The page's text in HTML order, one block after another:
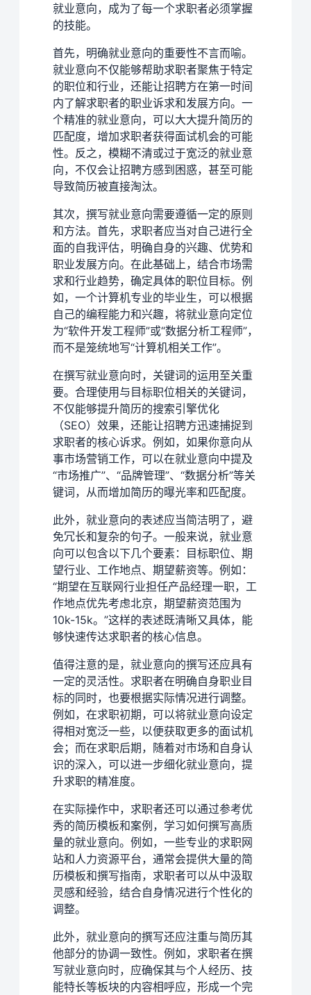
就业意向，成为了每一个求职者必须掌握
的技能。
首先，明确就业意向的重要性不言而喻。
就业意向不仅能够帮助求职者聚焦于特定
的职位和行业，还能让招聘方在第一时间
内了解求职者的职业诉求和发展方向。一
个精准的就业意向，可以大大提升简历的
匹配度，增加求职者获得面试机会的可能
性。反之，模糊不清或过于宽泛的就业意
向，不仅会让招聘方感到困惑，甚至可能
导致简历被直接淘汰。
其次，撰写就业意向需要遵循一定的原则
和方法。首先，求职者应当对自己进行全
面的自我评估，明确自身的兴趣、优势和
职业发展方向。在此基础上，结合市场需
求和行业趋势，确定具体的职位目标。例
如，一个计算机专业的毕业生，可以根据
自己的编程能力和兴趣，将就业意向定位
为“软件开发工程师”或“数据分析工程师”，
而不是笼统地写“计算机相关工作”。
在撰写就业意向时，关键词的运用至关重
要。合理使用与目标职位相关的关键词，
不仅能够提升简历的搜索引擎优化
（SEO）效果，还能让招聘方迅速捕捉到
求职者的核心诉求。例如，如果你意向从
事市场营销工作，可以在就业意向中提及
“市场推广”、“品牌管理”、“数据分析”等关
键词，从而增加简历的曝光率和匹配度。
此外，就业意向的表述应当简洁明了，避
免冗长和复杂的句子。一般来说，就业意
向可以包含以下几个要素：目标职位、期
望行业、工作地点、期望薪资等。例如：
“期望在互联网行业担任产品经理一职，工
作地点优先考虑北京，期望薪资范围为
10k-15k。”这样的表述既清晰又具体，能
够快速传达求职者的核心信息。
值得注意的是，就业意向的撰写还应具有
一定的灵活性。求职者在明确自身职业目
标的同时，也要根据实际情况进行调整。
例如，在求职初期，可以将就业意向设定
得相对宽泛一些，以便获取更多的面试机
会；而在求职后期，随着对市场和自身认
识的深入，可以进一步细化就业意向，提
升求职的精准度。
在实际操作中，求职者还可以通过参考优
秀的简历模板和案例，学习如何撰写高质
量的就业意向。例如，一些专业的求职网
站和人力资源平台，通常会提供大量的简
历模板和撰写指南，求职者可以从中汲取
灵感和经验，结合自身情况进行个性化的
调整。
此外，就业意向的撰写还应注重与简历其
他部分的协调一致性。例如，求职者在撰
写就业意向时，应确保其与个人经历、技
能特长等板块的内容相呼应，形成一个完